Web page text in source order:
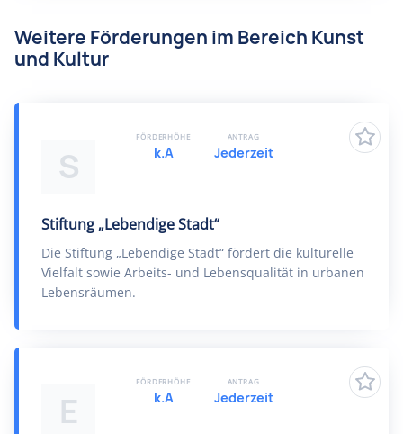
Weitere Förderungen im Bereich Kunst
und Kultur
S
Stiftung „Lebendige Stadt“
Die Stiftung „Lebendige Stadt“ fördert die kulturelle
Vielfalt sowie Arbeits- und Lebensqualität in urbanen
Lebensräumen.
FÖRDERHÖHE
k.A
ANTRAG
Jederzeit
E
FÖRDERHÖHE
k.A
ANTRAG
Jederzeit